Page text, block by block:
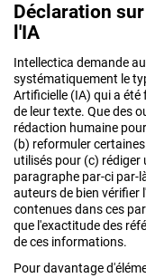
Déclaration
l'IA
Intellectica demande
systématiquement le
Artificielle (IA) qui a
de leur texte. Que des
rédaction humaine
(b) reformuler
utilisés pour (c) rédiger
paragraphe par-ci par-
auteurs de bien
contenues dans ces
que l'exactitude des
de ces informations.
Pour davantage